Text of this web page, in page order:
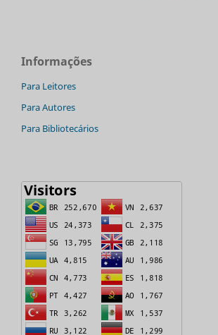
Informações
Para Leitores
Para Autores
Para Bibliotecários